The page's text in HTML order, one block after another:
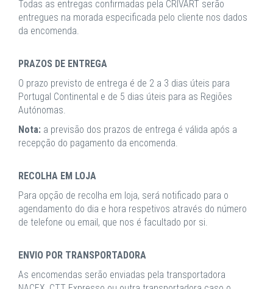
Todas as entregas confirmadas pela CRIVART serão
entregues na morada especificada pelo cliente nos dados
da encomenda.
PRAZOS DE ENTREGA
O prazo previsto de entrega é de 2 a 3 dias úteis para
Portugal Continental e de 5 dias úteis para as Regiões
Autónomas.
Nota: a previsão dos prazos de entrega é válida após a
recepção do pagamento da encomenda.
RECOLHA EM LOJA
Para opção de recolha em loja, será notificado para o
agendamento do dia e hora respetivos através do número
de telefone ou email, que nos é facultado por si.
ENVIO POR TRANSPORTADORA
As encomendas serão enviadas pela transportadora